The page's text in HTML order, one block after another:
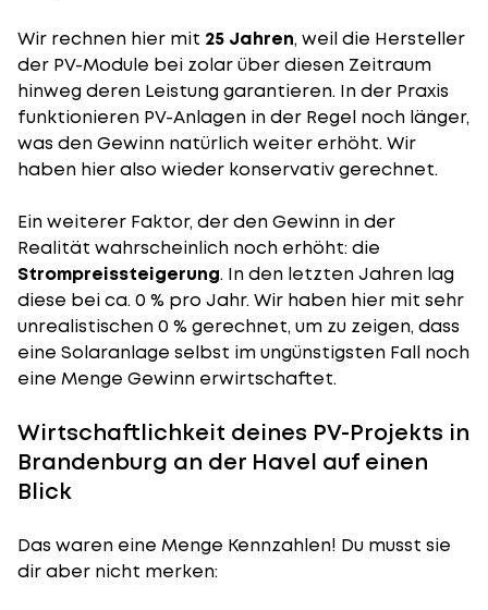
Wir rechnen hier mit 25 Jahren, weil die Hersteller
der PV-Module bei zolar über diesen Zeitraum
hinweg deren Leistung garantieren. In der Praxis
funktionieren PV-Anlagen in der Regel noch länger,
was den Gewinn natürlich weiter erhöht. Wir
haben hier also wieder konservativ gerechnet.
Ein weiterer Faktor, der den Gewinn in der
Realität wahrscheinlich noch erhöht: die
Strompreissteigerung. In den letzten Jahren lag
diese bei ca. 0 % pro Jahr. Wir haben hier mit sehr
unrealistischen 0 % gerechnet, um zu zeigen, dass
eine Solaranlage selbst im ungünstigsten Fall noch
eine Menge Gewinn erwirtschaftet.
Wirtschaftlichkeit deines PV-Projekts in
Brandenburg an der Havel auf einen
Blick
Das waren eine Menge Kennzahlen! Du musst sie
dir aber nicht merken: